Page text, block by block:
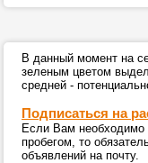
В данный момент на
зеленым цветом
средней -
Подписаться на
Если Вам необходимо
пробегом, то
объявлений на почту.